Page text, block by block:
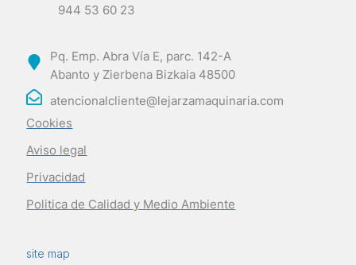
944 53 60 23
Pq. Emp. Abra Vía E, parc. 142-A
Abanto y Zierbena Bizkaia 48500
atencionalcliente@lejarzamaquinaria.com
Cookies
Aviso legal
Privacidad
Politica de Calidad y Medio Ambiente
site map